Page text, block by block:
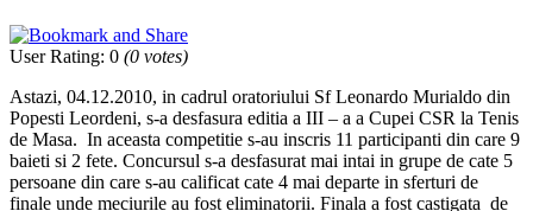
User Rating: 0 (0 votes)
Astazi, 04.12.2010, in cadrul oratoriului Sf Leonardo Murialdo din
Popesti Leordeni, s-a desfasura editia a III – a a Cupei CSR la Tenis
de Masa. In aceasta competitie s-au inscris 11 participanti din care 9
baieti si 2 fete. Concursul s-a desfasurat mai intai in grupe de cate 5
persoane din care s-au calificat cate 4 mai departe in sferturi de
finale unde meciurile au fost eliminatorii. Finala a fost castigata de